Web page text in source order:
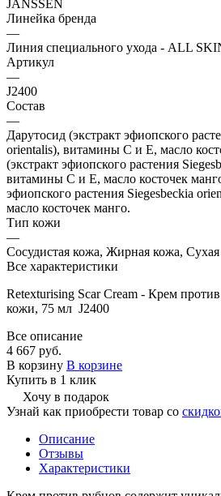
JANSSEN
Линейка бренда
—
Линия специального ухода - ALL
Артикул
—
J2400
Состав
—
Дарутосид (экстракт эфиопского
orientalis), витамины С и Е, масло
(экстракт эфиопского растения
витамины С и Е, масло косточек
эфиопского растения Siegesbeckia
масло косточек манго.
Тип кожи
—
Сосудистая кожа, Жирная кожа,
Все характеристики
Retexturising Scar Cream - Крем
кожи, 75 мл J2400
Все описание
4 667 руб.
В корзину В корзине
Купить в 1 клик
Хочу в подарок
Узнай как приобрести товар со
Описание
Отзывы
Характеристики